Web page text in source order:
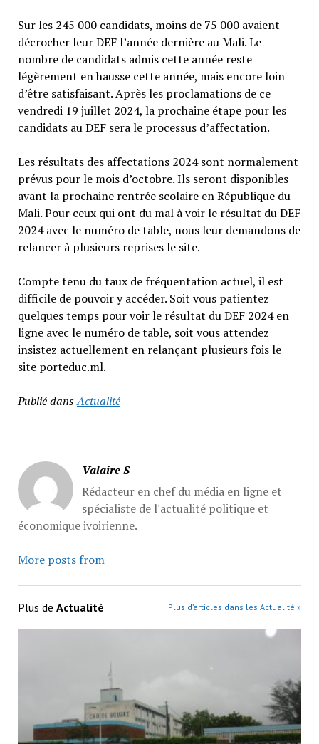
Sur les 245 000 candidats, moins de 75 000 avaient
décrocher leur DEF l’année dernière au Mali. Le
nombre de candidats admis cette année reste
légèrement en hausse cette année, mais encore loin
d’être satisfaisant. Après les proclamations de ce
vendredi 19 juillet 2024, la prochaine étape pour les
candidats au DEF sera le processus d’affectation.
Les résultats des affectations 2024 sont normalement
prévus pour le mois d’octobre. Ils seront disponibles
avant la prochaine rentrée scolaire en République du
Mali. Pour ceux qui ont du mal à voir le résultat du DEF
2024 avec le numéro de table, nous leur demandons de
relancer à plusieurs reprises le site.
Compte tenu du taux de fréquentation actuel, il est
difficile de pouvoir y accéder. Soit vous patientez
quelques temps pour voir le résultat du DEF 2024 en
ligne avec le numéro de table, soit vous attendez
insistez actuellement en relançant plusieurs fois le
site porteduc.ml.
Publié dansActualité
Valaire S
Rédacteur en chef du média en ligne et
spécialiste de l'actualité politique et
économique ivoirienne.
More posts from
Plus de Actualité Plus d’articles dans les Actualité »